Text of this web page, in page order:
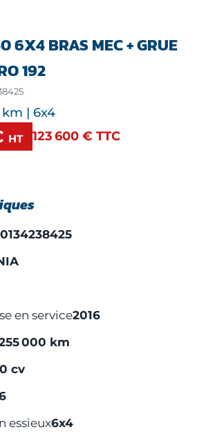
6X4 BRAS MEC + GRUE
192
km | 6x4
HT 123 600 € TTC
en service2016
000 km
cv
essieux6x4